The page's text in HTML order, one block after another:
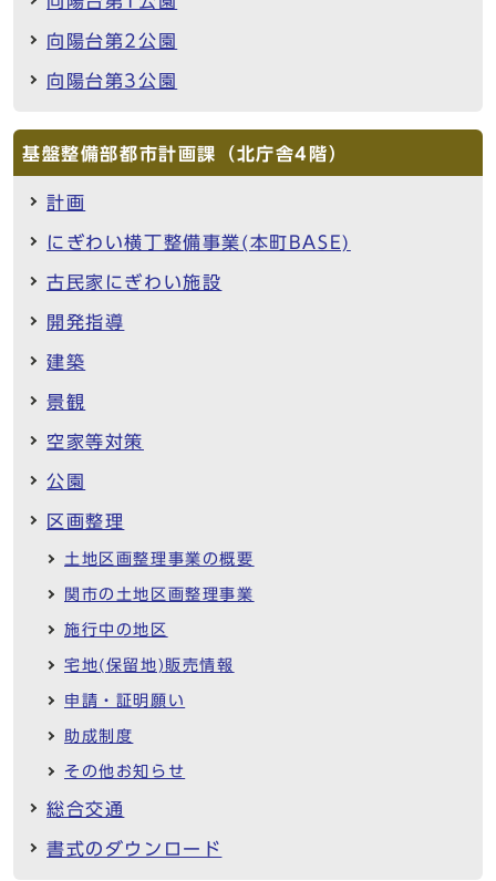
向陽台第2公園
向陽台第3公園
基盤整備部都市計画課（北庁舎4階）
計画
にぎわい横丁整備事業(本町BASE)
古民家にぎわい施設
開発指導
建築
景観
空家等対策
公園
区画整理
土地区画整理事業の概要
関市の土地区画整理事業
施行中の地区
宅地(保留地)販売情報
申請・証明願い
助成制度
その他お知らせ
総合交通
書式のダウンロード